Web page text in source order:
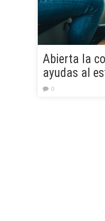
Abierta la
ayudas al
requisitos y
0